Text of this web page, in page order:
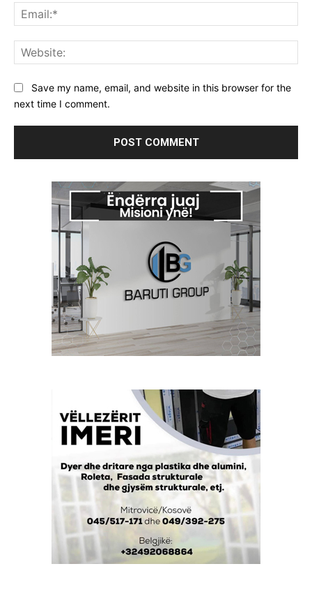
Save my name, email, and website in this browser for the
next time I comment.